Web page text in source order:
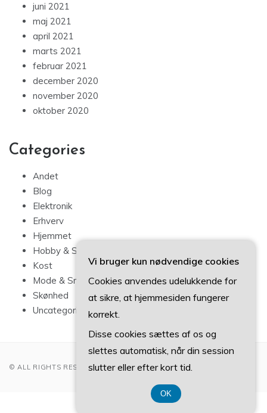
juni 2021
maj 2021
april 2021
marts 2021
februar 2021
december 2020
november 2020
oktober 2020
Categories
Andet
Blog
Elektronik
Erhverv
Hjemmet
Hobby & Sport
Kost
Mode & Smykker
Skønhed
Uncategorized
© ALL RIGHTS RESERVED 2022
Vi bruger kun nødvendige cookies
Cookies anvendes udelukkende for
at sikre, at hjemmesiden fungerer
korrekt.
Disse cookies sættes af os og
slettes automatisk, når din session
slutter eller efter kort tid.
OK